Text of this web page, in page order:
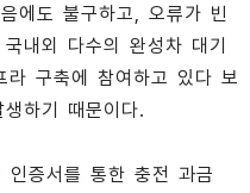
에도 불구하고, 오류가 빈
내외 다수의 완성차 대기
라 구축에 참여하고 있다 보
하기 때문이다.
증서를 통한 충전 과금